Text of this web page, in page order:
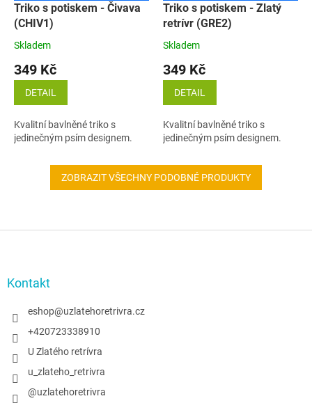
Triko s potiskem - Čivava
(CHIV1)
Skladem
349 Kč
DETAIL
Kvalitní bavlněné triko s
jedinečným psím designem.
Triko s potiskem - Zlatý
retrívr (GRE2)
Skladem
349 Kč
DETAIL
Kvalitní bavlněné triko s
jedinečným psím designem.
ZOBRAZIT VŠECHNY PODOBNÉ PRODUKTY
Kontakt
eshop@uzlatehoretrivra.cz
+420723338910
U Zlatého retrívra
u_zlateho_retrivra
@uzlatehoretrivra